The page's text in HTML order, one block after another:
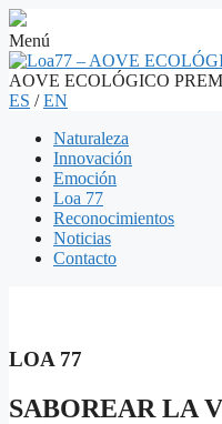
Menú
AOVE ECOLÓGICO
ES /EN
Naturaleza
Innovación
Emoción
Loa 77
Reconocimientos
Noticias
Contacto
LOA 77
SABOREAR LA